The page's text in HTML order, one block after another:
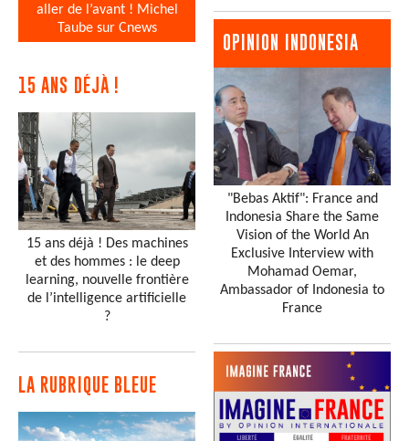
aller de l’avant ! Michel
Taube sur Cnews
15 ANS DÉJÀ !
15 ans déjà ! Des machines
et des hommes : le deep
learning, nouvelle frontière
de l’intelligence artificielle
?
LA RUBRIQUE BLEUE
OPINION INDONESIA
"Bebas Aktif": France and
Indonesia Share the Same
Vision of the World An
Exclusive Interview with
Mohamad Oemar,
Ambassador of Indonesia to
France